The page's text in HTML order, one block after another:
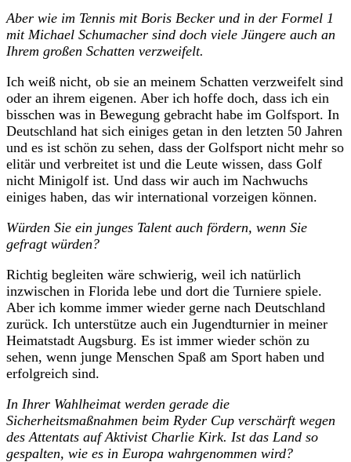
Aber wie im Tennis mit Boris Becker und in der Formel 1
mit Michael Schumacher sind doch viele Jüngere auch an
Ihrem großen Schatten verzweifelt.
Ich weiß nicht, ob sie an meinem Schatten verzweifelt sind
oder an ihrem eigenen. Aber ich hoffe doch, dass ich ein
bisschen was in Bewegung gebracht habe im Golfsport. In
Deutschland hat sich einiges getan in den letzten 50 Jahren
und es ist schön zu sehen, dass der Golfsport nicht mehr so
elitär und verbreitet ist und die Leute wissen, dass Golf
nicht Minigolf ist. Und dass wir auch im Nachwuchs
einiges haben, das wir international vorzeigen können.
Würden Sie ein junges Talent auch fördern, wenn Sie
gefragt würden?
Richtig begleiten wäre schwierig, weil ich natürlich
inzwischen in Florida lebe und dort die Turniere spiele.
Aber ich komme immer wieder gerne nach Deutschland
zurück. Ich unterstütze auch ein Jugendturnier in meiner
Heimatstadt Augsburg. Es ist immer wieder schön zu
sehen, wenn junge Menschen Spaß am Sport haben und
erfolgreich sind.
In Ihrer Wahlheimat werden gerade die
Sicherheitsmaßnahmen beim Ryder Cup verschärft wegen
des Attentats auf Aktivist Charlie Kirk. Ist das Land so
gespalten, wie es in Europa wahrgenommen wird?